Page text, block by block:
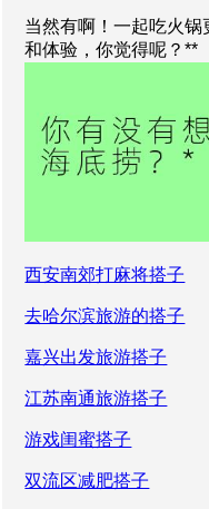
当然有啊！一起吃火
和体验，你觉得呢？**
西安南郊打麻将搭子
去哈尔滨旅游的搭子
嘉兴出发旅游搭子
江苏南通旅游搭子
游戏闺蜜搭子
双流区减肥搭子